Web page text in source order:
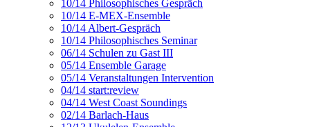
10/14 Philosophisches Gespräch
10/14 E-MEX-Ensemble
10/14 Albert-Gespräch
10/14 Philosophisches Seminar
06/14 Schulen zu Gast III
05/14 Ensemble Garage
05/14 Veranstaltungen Intervention
04/14 start:review
04/14 West Coast Soundings
02/14 Barlach-Haus